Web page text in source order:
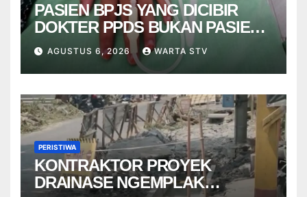
PASIEN BPJS YANG DICIBIR
DOKTER PPDS BUKAN PASIEN
RSUP DR. SARDJITO
AGUSTUS 6, 2026 WARTA STV
PERISTIWA
KONTRAKTOR PROYEK
DRAINASE NGEMPLAK